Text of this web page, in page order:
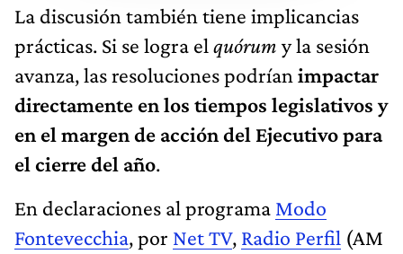
La discusión también tiene implicancias
prácticas. Si se logra el quórum y la sesión
avanza, las resoluciones podrían impactar
directamente en los tiempos legislativos y
en el margen de acción del Ejecutivo para
el cierre del año.
En declaraciones al programa Modo
Fontevecchia, por Net TV, Radio Perfil (AM